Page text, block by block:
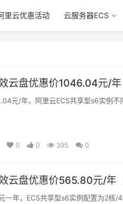
里云优惠活动 云服务器ECS
盘优惠价1046.04元/年
元/年，阿里云ECS共享型s6实例
0 0 395 0
云盘优惠价565.80元/年
年，ECS共享型s6实例配置为2核